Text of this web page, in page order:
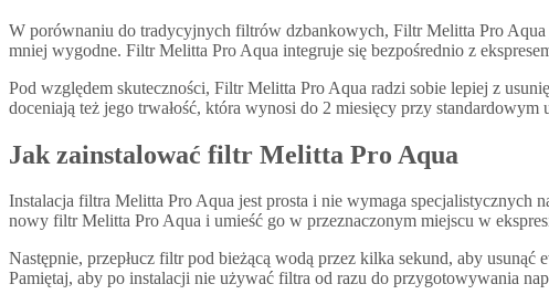
W porównaniu do tradycyjnych filtrów dzbankowych, Filtr Melitta Pro Aqua
mniej wygodne. Filtr Melitta Pro Aqua integruje się bezpośrednio z
Pod względem skuteczności, Filtr Melitta Pro Aqua radzi sobie lepiej z
doceniają też jego trwałość, która wynosi do 2 miesięcy przy standardowym
Jak zainstalować filtr Melitta Pro Aqua
Instalacja filtra Melitta Pro Aqua jest prosta i nie wymaga
nowy filtr Melitta Pro Aqua i umieść go w przeznaczonym miejscu w
Następnie, przepłucz filtr pod bieżącą wodą przez kilka sekund, aby
Pamiętaj, aby po instalacji nie używać filtra od razu do przygotowywania